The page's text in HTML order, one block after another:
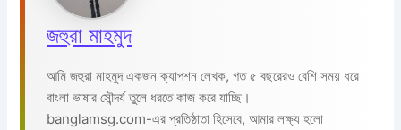
জহুরা মাহমুদ
আমি জহুরা মাহমুদ একজন ক্যাপশন লেখক, গত ৫ বছরেরও বেশি সময় ধরে
বাংলা ভাষার সৌন্দর্য তুলে ধরতে কাজ করে যাচ্ছি।
banglamsg.com-এর প্রতিষ্ঠাতা হিসেবে, আমার লক্ষ্য হলো